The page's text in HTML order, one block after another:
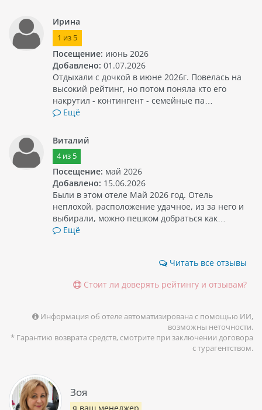
Ирина
1 из 5
Посещение: июнь 2026
Добавлено: 01.07.2026
Отдыхали с дочкой в июне 2026г. Повелась на
высокий рейтинг, но потом поняла кто его
накрутил - контингент - семейные па…
Ещё
Виталий
4из 5
Посещение: май 2026
Добавлено: 15.06.2026
Были в этом отеле Май 2026 год. Отель
неплохой, расположение удачное, из за него и
выбирали, можно пешком добраться как…
Ещё
Читать все отзывы
Стоит ли доверять рейтингу и отзывам?
Информация об отеле автоматизирована с помощью ИИ,
возможны неточности.
* Гарантию возврата средств, смотрите при заключении договора
с турагентством.
Зоя